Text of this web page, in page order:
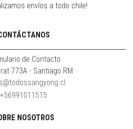
envíos a todo chile!
de Contacto
773A - Santiago RM
+56991011515
NOSOTROS